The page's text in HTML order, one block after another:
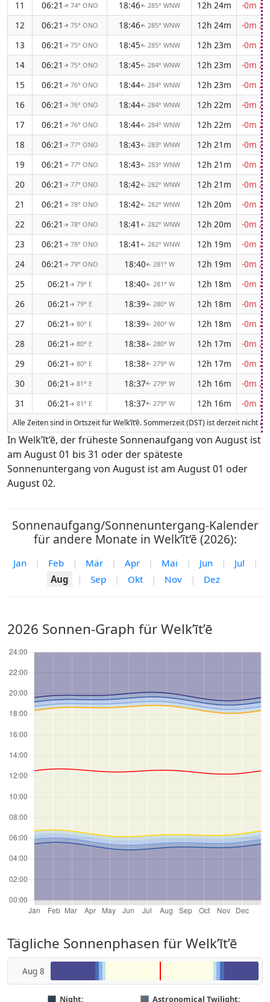
11
06:21 ↑ 74° ONO 18:46↑ 285° WNW 12h 24m
-0m
12
06:21 ↑ 75° ONO 18:46↑ 285° WNW 12h 24m
-0m
13
06:21 ↑ 75° ONO 18:45↑ 285° WNW 12h 23m
-0m
14
06:21 ↑ 75° ONO 18:45↑ 284° WNW 12h 23m
-0m
15
06:21 ↑ 76° ONO 18:44↑ 284° WNW 12h 23m
-0m
16
06:21 ↑ 76° ONO 18:44↑ 284° WNW 12h 22m
-0m
17
06:21 ↑ 76° ONO 18:44↑ 284° WNW 12h 22m
-0m
18
06:21 ↑ 77° ONO 18:43↑ 283° WNW 12h 21m
-0m
19
06:21 ↑ 77° ONO 18:43↑ 283° WNW 12h 21m
-0m
20
06:21 ↑ 77° ONO 18:42↑ 282° WNW 12h 21m
-0m
21
06:21 ↑ 78° ONO 18:42↑ 282° WNW 12h 20m
-0m
22
06:21 ↑ 78° ONO 18:41 ↑ 282° WNW 12h 20m
-0m
23
06:21 ↑ 78° ONO 18:41 ↑ 282° WNW 12h 19m
-0m
24
06:21 ↑ 79° ONO 18:40↑ 281° W 12h 19m
-0m
25
06:21 ↑ 79° E 18:40↑ 281° W 12h 18m
-0m
26
06:21 ↑ 79° E 18:39↑ 280° W 12h 18m
-0m
27
06:21 ↑ 80° E 18:39↑ 280° W 12h 18m
-0m
28
06:21 ↑ 80° E 18:38↑ 280° W 12h 17m
-0m
29
06:21 ↑ 80° E 18:38↑ 279° W 12h 17m
-0m
30
06:21 ↑ 81° E 18:37↑ 279° W 12h 16m
-0m
31
06:21 ↑ 81° E 18:37↑ 279° W 12h 16m -0m
Alle Zeiten sind in Ortszeit für Welk’īt’ē. Sommerzeit (DST) ist derzeit nicht
In Welk’īt’ē, der früheste Sonnenaufgang von August ist
am August 01 bis 31 oder der späteste
Sonnenuntergang von August ist am August 01 oder
August 02.
Sonnenaufgang/Sonnenuntergang-Kalender
für andere Monate in Welk’īt’ē (2026):
Jan | Feb | Mär | Apr | Mai | Jun | Jul
|
Aug
| Sep | Okt | Nov | Dez
2026 Sonnen-Graph für Welk’īt’ē
Tägliche Sonnenphasen für Welk’īt’ē
Aug 8
Night: Astronomical Twilight: